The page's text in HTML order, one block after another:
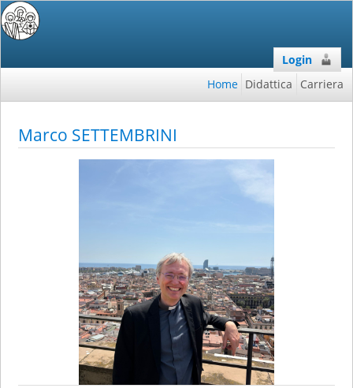
Login
Home Didattica Carriera
Marco SETTEMBRINI